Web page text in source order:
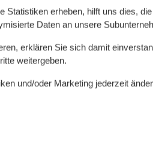
lückenlos zu buchen oder
frei zu lassen.
bei 4 Übernachtungen.
bereits im
Statistiken erheben, hilft uns dies,
Daten an unsere
erklären Sie sich damit
weitergeben.
und/oder Marketing jederzeit